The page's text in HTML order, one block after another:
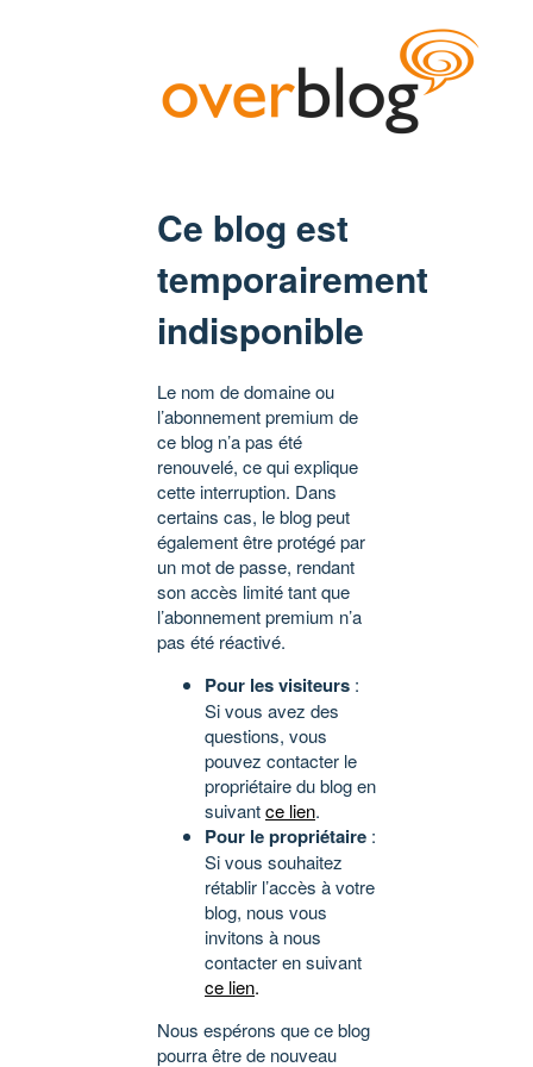
Ce blog est
temporairement
indisponible
Le nom de domaine ou
l’abonnement premium de
ce blog n’a pas été
renouvelé, ce qui explique
cette interruption. Dans
certains cas, le blog peut
également être protégé par
un mot de passe, rendant
son accès limité tant que
l’abonnement premium n’a
pas été réactivé.
Pour les visiteurs :
Si vous avez des
questions, vous
pouvez contacter le
propriétaire du blog en
suivantce lien.
Pour le propriétaire :
Si vous souhaitez
rétablir l’accès à votre
blog, nous vous
invitons à nous
contacter en suivant
ce lien.
Nous espérons que ce blog
pourra être de nouveau